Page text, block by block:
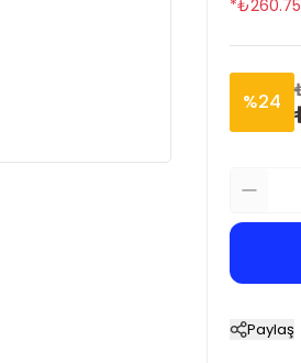
*₺260.75
%24
Paylaş